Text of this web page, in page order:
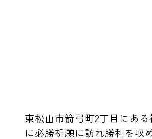
東松山市箭弓町2丁目にあ
に必勝祈願に訪れ勝利を収